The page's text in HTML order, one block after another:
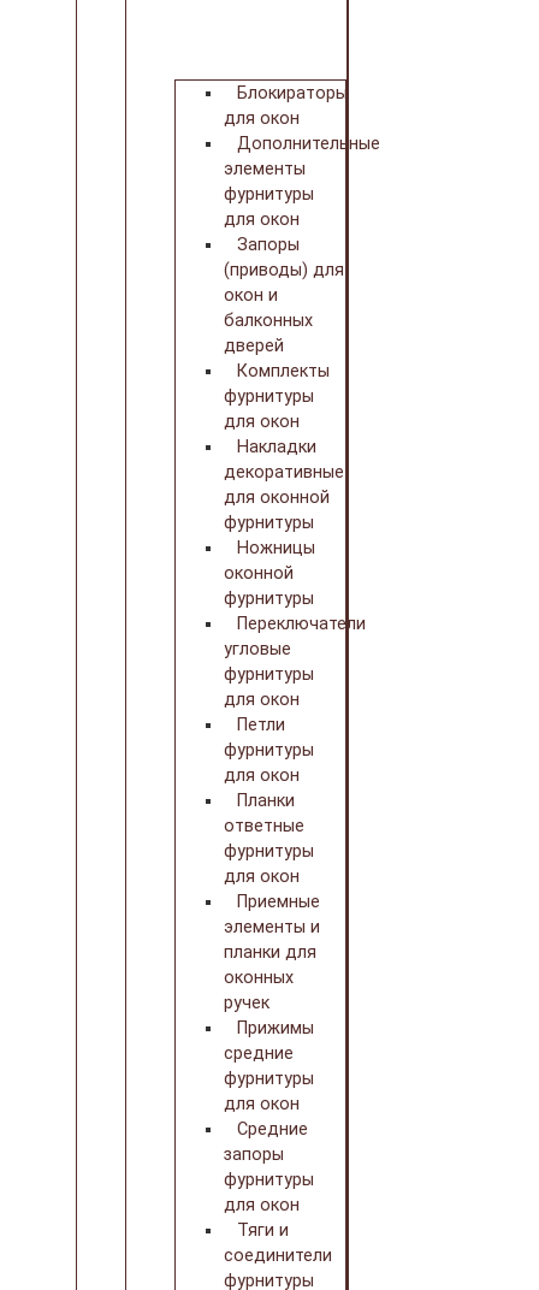
Блокираторы
для окон
Дополнительные
элементы
фурнитуры
для окон
Запоры
(приводы) для
окон и
балконных
дверей
Комплекты
фурнитуры
для окон
Накладки
декоративные
для оконной
фурнитуры
Ножницы
оконной
фурнитуры
Переключатели
угловые
фурнитуры
для окон
Петли
фурнитуры
для окон
Планки
ответные
фурнитуры
для окон
Приемные
элементы и
планки для
оконных
ручек
Прижимы
средние
фурнитуры
для окон
Средние
запоры
фурнитуры
для окон
Тяги и
соединители
фурнитуры